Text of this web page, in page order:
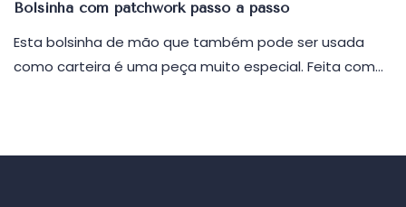
Bolsinha com patchwork passo a passo
Esta bolsinha de mão que também pode ser usada
como carteira é uma peça muito especial. Feita com…